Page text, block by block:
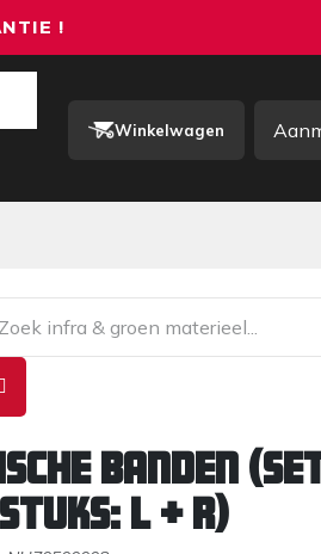
!
Winkelwagen
banden
L + R)